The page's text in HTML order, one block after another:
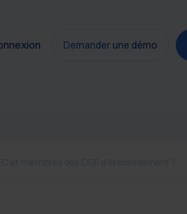
Demander une démo